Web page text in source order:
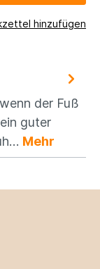
hinzufügen
der Fuß
guter
Mehr